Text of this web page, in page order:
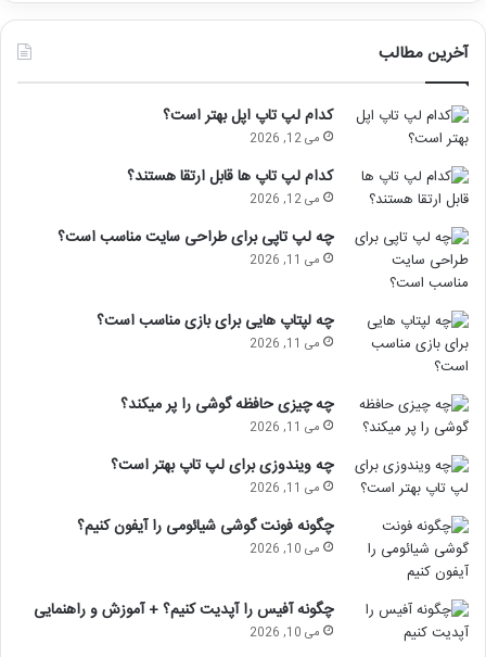
آخرین مطالب
کدام لپ تاپ اپل بهتر است؟
می 12, 2026
کدام لپ تاپ ها قابل ارتقا هستند؟
می 12, 2026
چه لپ تاپی برای طراحی سایت مناسب است؟
می 11, 2026
چه لپتاپ هایی برای بازی مناسب است؟
می 11, 2026
چه چیزی حافظه گوشی را پر میکند؟
می 11, 2026
چه ویندوزی برای لپ تاپ بهتر است؟
می 11, 2026
چگونه فونت گوشی شیائومی را آیفون کنیم؟
می 10, 2026
چگونه آفیس را آپدیت کنیم؟ + آموزش و راهنمایی
می 10, 2026